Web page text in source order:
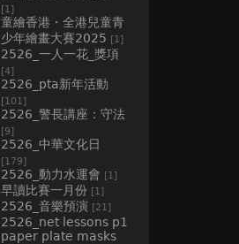
[1]
童繪香港・全港兒童青
少年繪畫大賽2025 [1]
2526_一人一花_獎項
[4]
2526_pta新年活動
[101]
2526_警長講座：守法
[9]
2526_中華文化日
[179]
2526_動力水運會 [1]
早讀比賽一月份 [1]
2526_音樂預演 [21]
2526_net lessons p1
paper plate masks